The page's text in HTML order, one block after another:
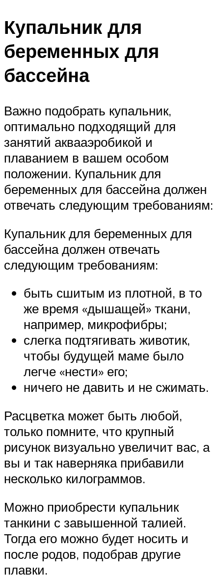
Купальник для
беременных для
бассейна
Важно подобрать купальник,
оптимально подходящий для
занятий аквааэробикой и
плаванием в вашем особом
положении. Купальник для
беременных для бассейна должен
отвечать следующим требованиям:
Купальник для беременных для
бассейна должен отвечать
следующим требованиям:
быть сшитым из плотной, в то
же время «дышащей» ткани,
например, микрофибры;
слегка подтягивать животик,
чтобы будущей маме было
легче «нести» его;
ничего не давить и не сжимать.
Расцветка может быть любой,
только помните, что крупный
рисунок визуально увеличит вас, а
вы и так наверняка прибавили
несколько килограммов.
Можно приобрести купальник
танкини с завышенной талией.
Тогда его можно будет носить и
после родов, подобрав другие
плавки.